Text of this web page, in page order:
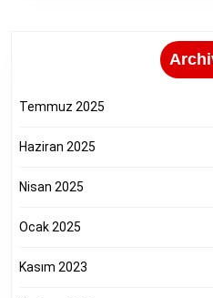
Temmuz 2025
Haziran 2025
Nisan 2025
Ocak 2025
Kasım 2023